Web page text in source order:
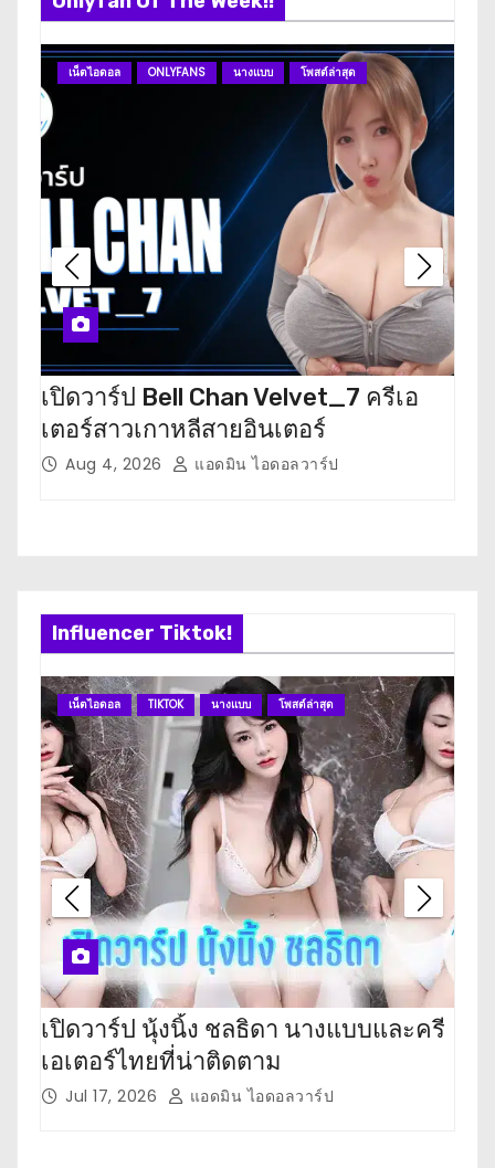
เน็ตไอดอล ONLYFANS นางแบบ โพสต์ล่าสุด
เปิดวาร์ป Bell Chan Velvet_7 ครีเอ
เตอร์สาวเกาหลีสายอินเตอร์
Aug 4, 2026 แอดมิน ไอดอลวาร์ป
Influencer Tiktok!
เน็ตไอดอล TIKTOK นางแบบ โพสต์ล่าสุด
เปิดวาร์ป นุ้งนิ้ง ชลธิดา นางแบบและครี
เอเตอร์ไทยที่น่าติดตาม
Jul 17, 2026 แอดมิน ไอดอลวาร์ป